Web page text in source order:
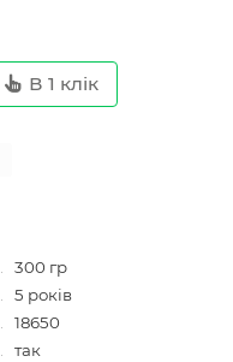
В 1 клік
300 гр
5 років
18650
так